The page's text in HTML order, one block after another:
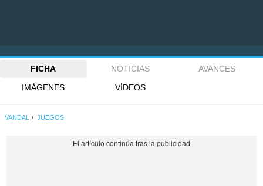
FICHA NOTICIAS
AVANCES
IMÁGENES
VÍDEOS
VANDAL JUEGOS